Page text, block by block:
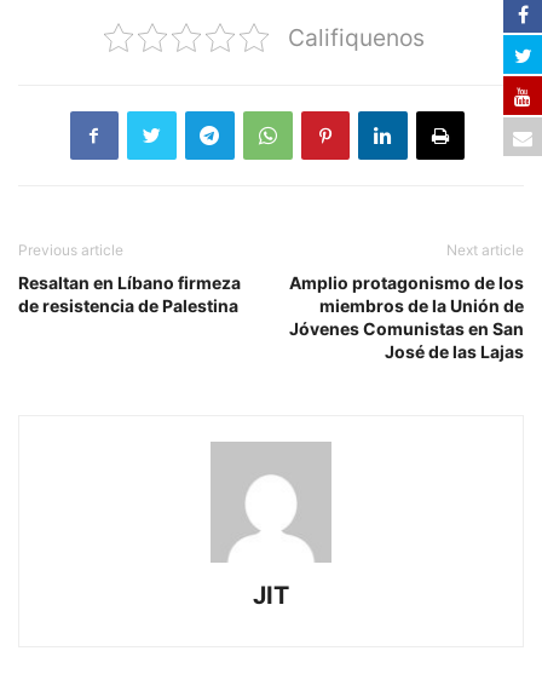
Califiquenos
Previous article
Resaltan en Líbano firmeza
de resistencia de Palestina
Next article
Amplio protagonismo de los
miembros de la Unión de
Jóvenes Comunistas en San
José de las Lajas
JIT